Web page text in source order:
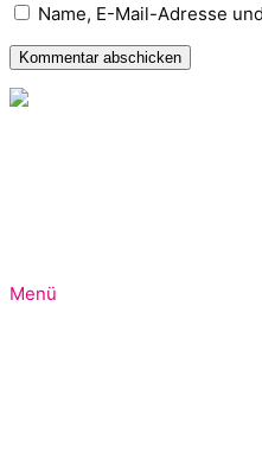
Name, E-Mail-Adresse
Menü